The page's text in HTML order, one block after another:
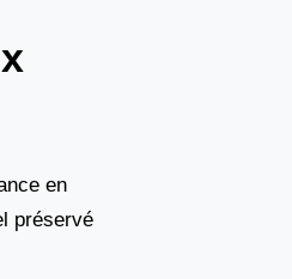
en
préservé